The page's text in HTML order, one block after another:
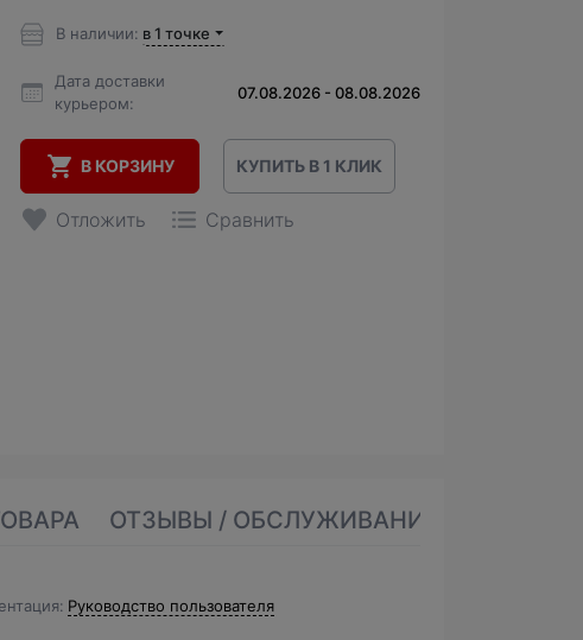
В наличии: в 1 точке
Дата доставки
курьером:
07.08.2026 - 08.08.2026
В КОРЗИНУ КУПИТЬ В 1 КЛИК
Отложить Сравнить
ОТЗЫВЫ / ОБСЛУЖИВАНИЕ
Руководство пользователя